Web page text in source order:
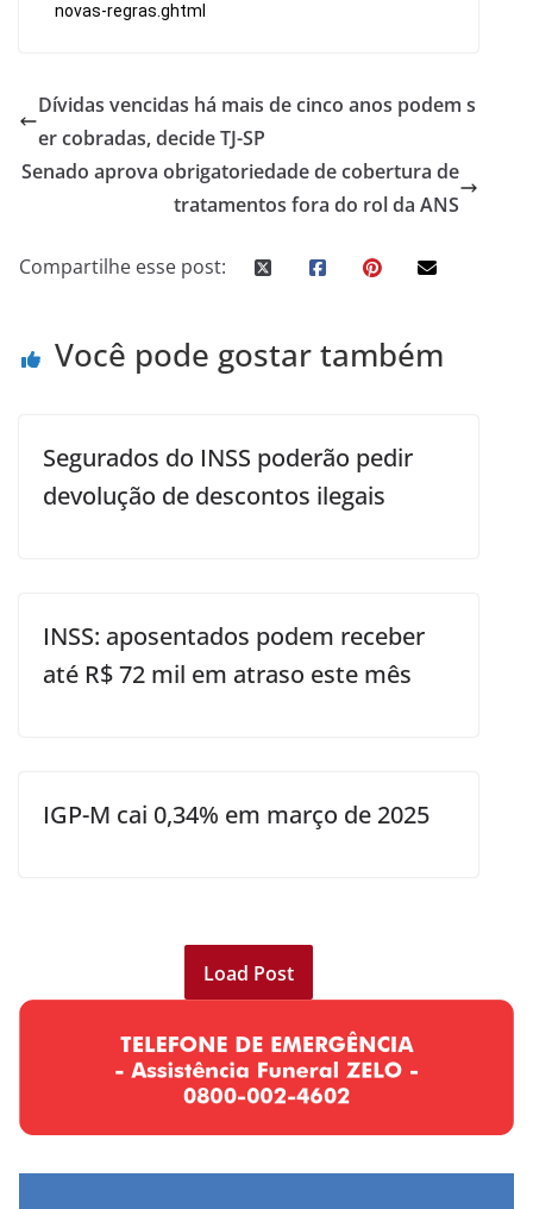
novas-regras.ghtml
Dívidas vencidas há mais de cinco anos podem s
er cobradas, decide TJ-SP
Senado aprova obrigatoriedade de cobertura de
tratamentos fora do rol da ANS
Compartilhe esse post:
Você pode gostar também
Segurados do INSS poderão pedir
devolução de descontos ilegais
INSS: aposentados podem receber
até R$ 72 mil em atraso este mês
IGP-M cai 0,34% em março de 2025
Load Post